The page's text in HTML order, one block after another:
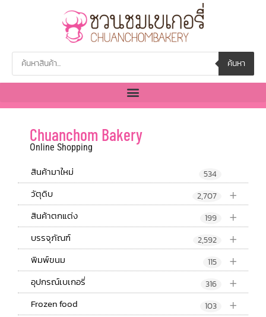
ค้นหา
Chuanchom Bakery
Online Shopping
สินค้ามาใหม่ 534
+
วัตุดิบ 2,707
+
สินค้าตกแต่ง 199
+
บรรจุภัณฑ์ 2,592
+
พิมพ์ขนม 115
+
อุปกรณ์เบเกอรี่ 316
+
Frozen food 103